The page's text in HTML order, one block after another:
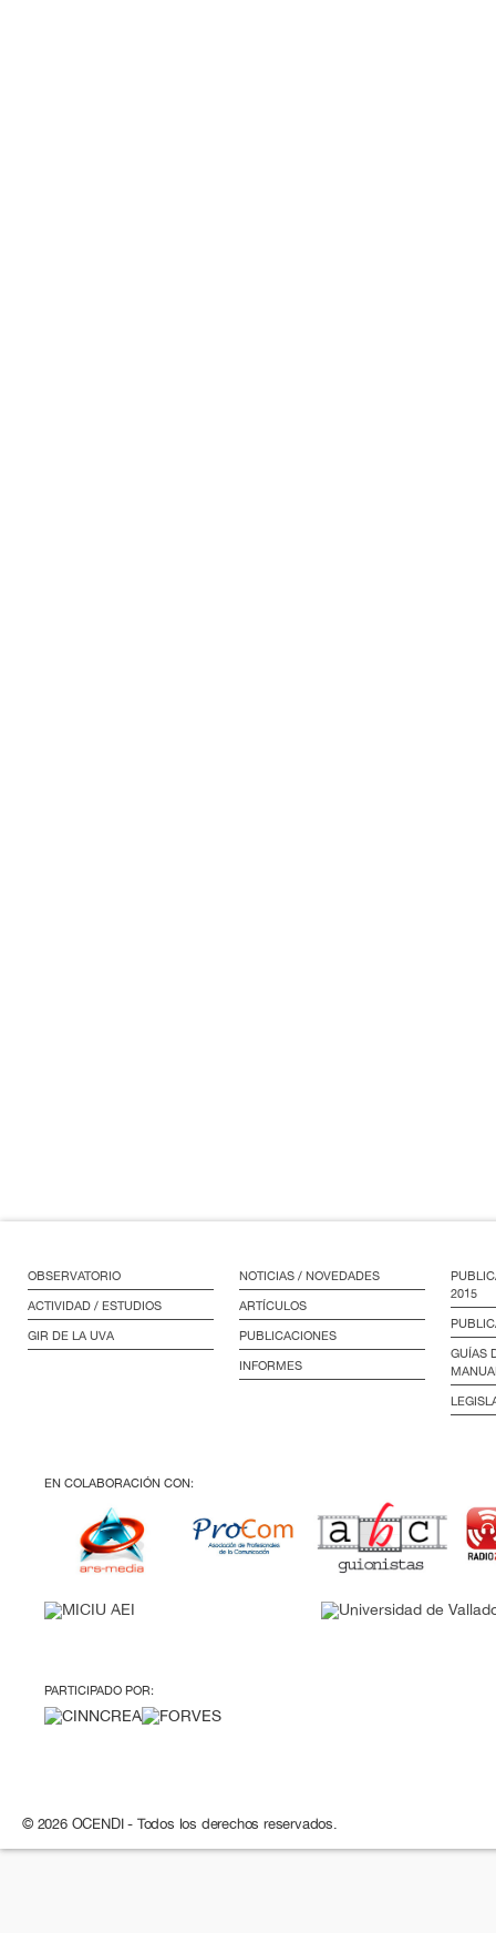
OBSERVATORIO
ACTIVIDAD / ESTUDIOS
GIR DE LA UVA
NOTICIAS / NOVEDADES
ARTÍCULOS
PUBLICACIONES
INFORMES
2015
GUÍAS
EN COLABORACIÓN CON:
PARTICIPADO POR:
© 2026 OCENDI - Todos los derechos reservados.